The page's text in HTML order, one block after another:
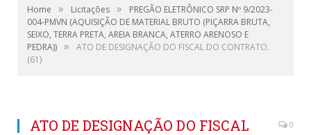
Home » Licitações »
PREGÃO ELETRÔNICO SRP Nº 9/2023-
004-PMVN (AQUISIÇÃO DE MATERIAL BRUTO (PIÇARRA BRUTA,
SEIXO, TERRA PRETA, AREIA BRANCA, ATERRO ARENOSO E
PEDRA)) »
ATO DE DESIGNAÇÃO DO FISCAL DO CONTRATO.
(61)
ATO DE DESIGNAÇÃO DO FISCAL
0